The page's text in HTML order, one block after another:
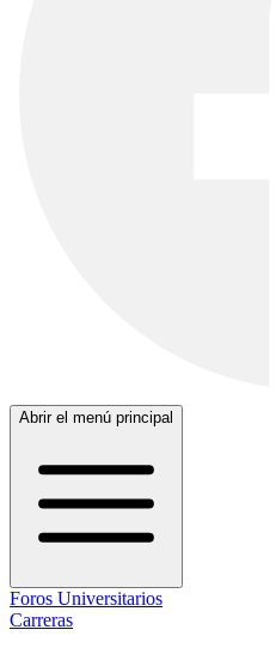
Abrir el menú principal
Foros Universitarios
Carreras